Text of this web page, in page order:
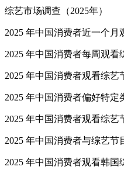
综艺市场调查（2025年）
2025 年中国消费者近一个
2025 年中国消费者每周观看
2025 年中国消费者观看综艺
2025 年中国消费者偏好特定
2025 年中国消费者观看综艺
2025 年中国消费者与综艺节
2025 年中国消费者观看韩国